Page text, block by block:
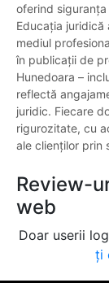
oferind
Educația juridică
mediul
în publicații de
Hunedoara –
reflectă
juridic. Fiecare
rigurozitate, cu
ale clienților prin
Review-
web
Doar userii
ți